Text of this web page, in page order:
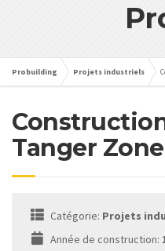
Probuilding Projets industriels
Tanger
Catégorie: Projets
Année de construction: